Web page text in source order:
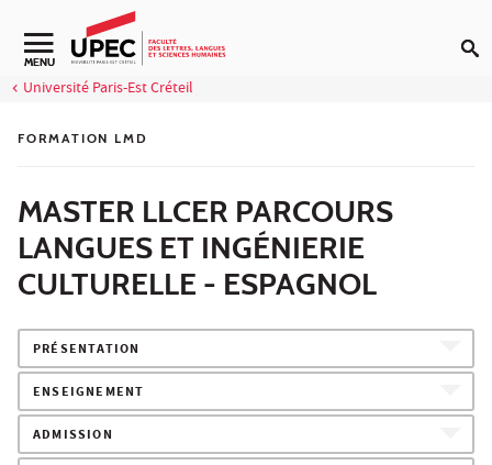
Aller au contenu
Navigation secondaire
MENU
Université Paris-Est Créteil
FORMATION LMD
MASTER LLCER PARCOURS
LANGUES ET INGÉNIERIE
CULTURELLE - ESPAGNOL
PRÉSENTATION
ENSEIGNEMENT
ADMISSION